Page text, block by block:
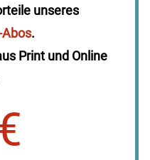
unseres
.
Print und Online